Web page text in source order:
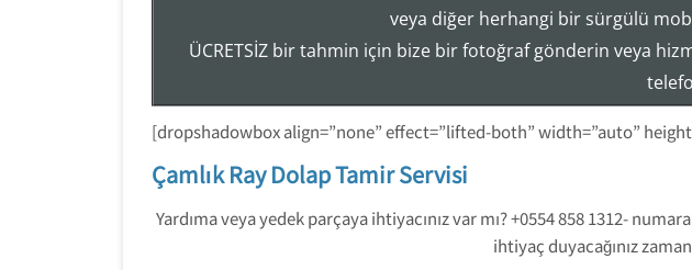
veya diğer herhangi bir sürgülü
ÜCRETSİZ bir tahmin için bize bir fotoğraf gönderin veya
Ray Dolap
[dropshadowbox align=”none” effect=”lifted-both” width=”auto”
Çamlık Ray Dolap Tamir Servisi
Yardıma veya yedek parçaya ihtiyacınız var mı? +0554 858 1312-
ihtiyaç duyacağınız